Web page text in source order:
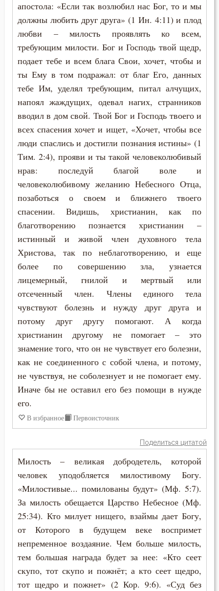
апостола: «Если так возлюбил нас Бог, то и мы
должны любить друг друга» (1 Ин. 4:11) и плод
любви – милость проявлять ко всем,
требующим милости. Бог и Господь твой щедр,
подает тебе и всем блага Свои, хочет, чтобы и
ты Ему в том подражал: от благ Его, данных
тебе Им, уделял требующим, питал алчущих,
напоял жаждущих, одевал нагих, странников
вводил в дом свой. Твой Бог и Господь твоего и
всех спасения хочет и ищет, «Хочет, чтобы все
люди спаслись и достигли познания истины» (1
Тим. 2:4), прояви и ты такой человеколюбивый
нрав: последуй благой воле и
человеколюбивому желанию Небесного Отца,
позаботься о своем и ближнего твоего
спасении. Видишь, христианин, как по
благотворению познается христианин –
истинный и живой член духовного тела
Христова, так по неблаготворению, и еще
более по совершению зла, узнается
лицемерный, гнилой и мертвый или
отсеченный член. Члены единого тела
чувствуют болезнь и нужду друг друга и
потому друг другу помогают. А когда
христианин другому не помогает – это
знамение того, что он не чувствует его болезни,
как не соединенного с собой члена, и потому,
не чувствуя, не соболезнует и не помогает ему.
Иначе бы не оставил его без помощи в нужде
его.
В избранное Первоисточник
Поделиться цитатой
Милость – великая добродетель, которой
человек уподобляется милостивому Богу.
«Милостивые... помилованы будут» (Мф. 5:7).
За милость обещается Царство Небесное (Мф.
25:34). Кто милует нищего, взаймы дает Богу,
от Которого в будущем веке воспримет
непременное воздаяние. Чем больше милость,
тем большая награда будет за нее: «Кто сеет
скупо, тот скупо и пожнёт; а кто сеет щедро,
тот щедро и пожнет» (2 Кор. 9:6). «Суд без